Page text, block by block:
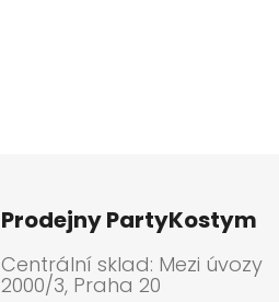
Prodejny PartyKostym
Centrální sklad: Mezi úvozy
2000/3, Praha 20